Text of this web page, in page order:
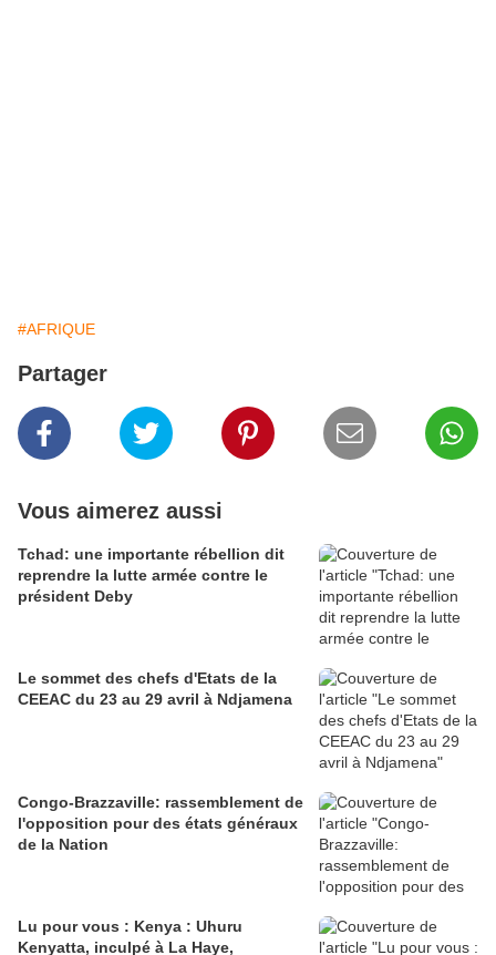
#AFRIQUE
Partager
Vous aimerez aussi
Tchad: une importante rébellion dit
reprendre la lutte armée contre le
président Deby
Le sommet des chefs d'Etats de la
CEEAC du 23 au 29 avril à Ndjamena
Congo-Brazzaville: rassemblement de
l'opposition pour des états généraux
de la Nation
Lu pour vous : Kenya : Uhuru
Kenyatta, inculpé à La Haye,